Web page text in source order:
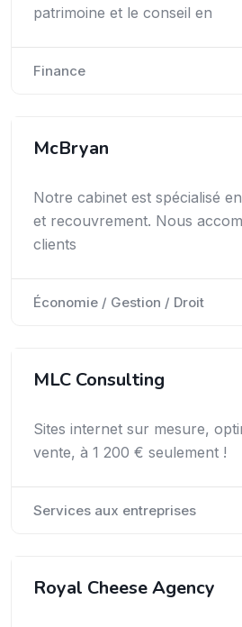
patrimoine et le conseil en
Finance
McBryan
Notre cabinet est spécialisé
et recouvrement. Nous
clients
Économie / Gestion / Droit
MLC Consulting
Sites internet sur mesure,
vente, à 1 200 € seulement !
Services aux entreprises
Royal Cheese Agency